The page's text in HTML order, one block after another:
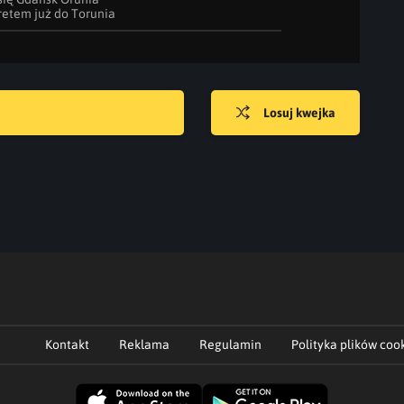
już do Torunia
Losuj kwejka
Kontakt Reklama Regulamin Polityka plików